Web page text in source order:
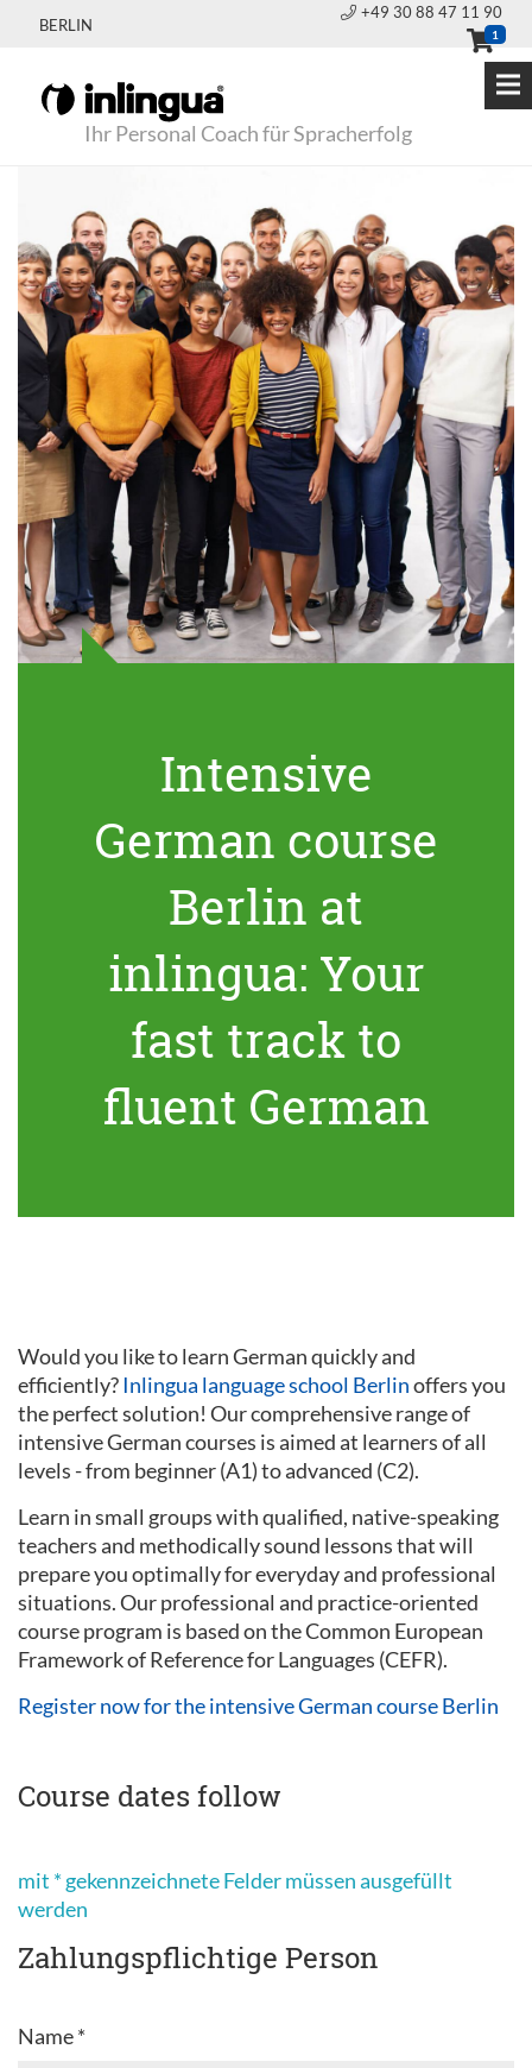
BERLIN
+49 30 88 47 11 90
1
Ihr Personal Coach für Spracherfolg
Intensive
German course
Berlin at
inlingua: Your
fast track to
fluent German
Would you like to learn German quickly and
efficiently?Inlingua language school Berlinoffers you
the perfect solution! Our comprehensive range of
intensive German courses is aimed at learners of all
levels - from beginner (A1) to advanced (C2).
Learn in small groups with qualified, native-speaking
teachers and methodically sound lessons that will
prepare you optimally for everyday and professional
situations. Our professional and practice-oriented
course program is based on the Common European
Framework of Reference for Languages (CEFR).
Register now for the intensive German course Berlin
Course dates follow
mit * gekennzeichnete Felder müssen ausgefüllt
werden
Zahlungspflichtige Person
Name *